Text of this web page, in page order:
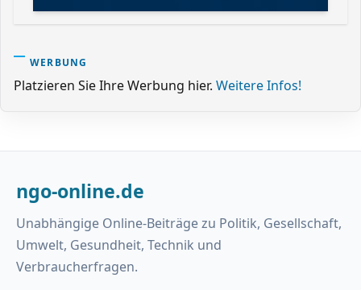
WERBUNG
Platzieren Sie Ihre Werbung hier. Weitere Infos!
ngo-online.de
Unabhängige Online-Beiträge zu Politik, Gesellschaft,
Umwelt, Gesundheit, Technik und
Verbraucherfragen.